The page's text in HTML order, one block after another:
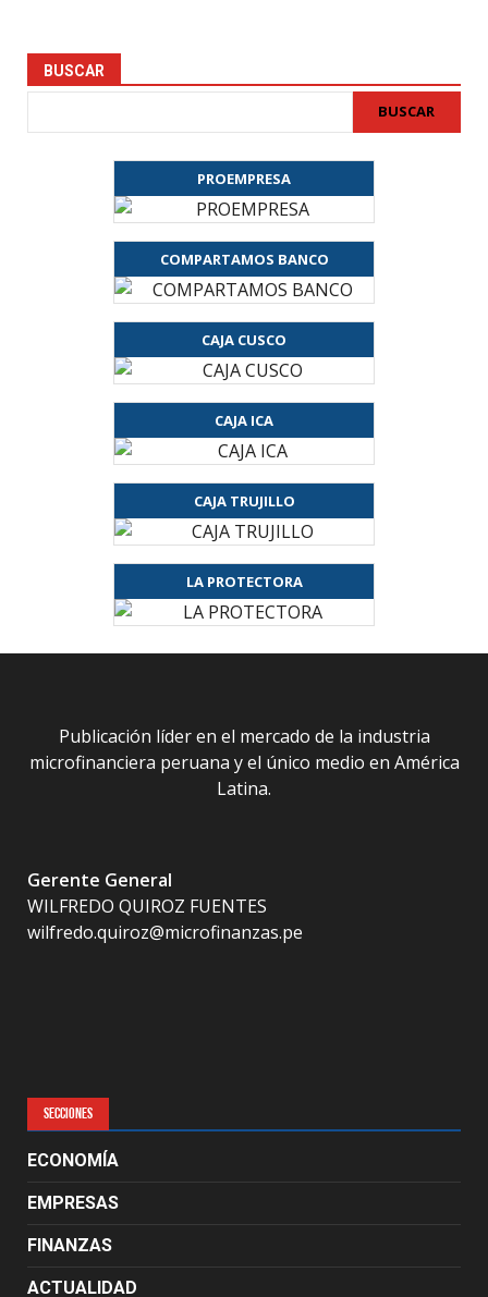
BUSCAR
BUSCAR
PROEMPRESA
COMPARTAMOS BANCO
CAJA CUSCO
CAJA ICA
CAJA TRUJILLO
LA PROTECTORA
Publicación líder en el mercado de la industria
microfinanciera peruana y el único medio en América
Latina.
Gerente General
WILFREDO QUIROZ FUENTES
wilfredo.quiroz@microfinanzas.pe
SECCIONES
ECONOMÍA
EMPRESAS
FINANZAS
ACTUALIDAD